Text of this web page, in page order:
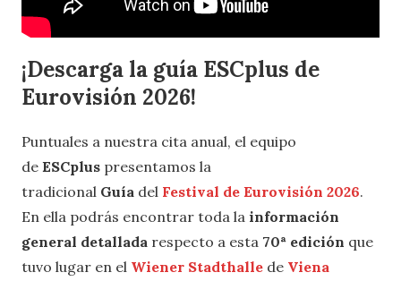
¡Descarga la guía ESCplus de
Eurovisión 2026!
Puntuales a nuestra cita anual, el equipo
de ESCplus presentamos la
tradicional Guía del Festival de Eurovisión 2026.
En ella podrás encontrar toda la información
general detallada respecto a esta 70ª edición que
tuvo lugar en el Wiener Stadthalle de Viena